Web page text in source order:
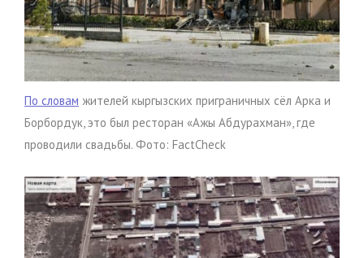
По словам жителей кыргызских приграничных сёл Арка и
Борбордук, это был ресторан «Ажы Абдурахман», где
проводили свадьбы. Фото: FactCheck